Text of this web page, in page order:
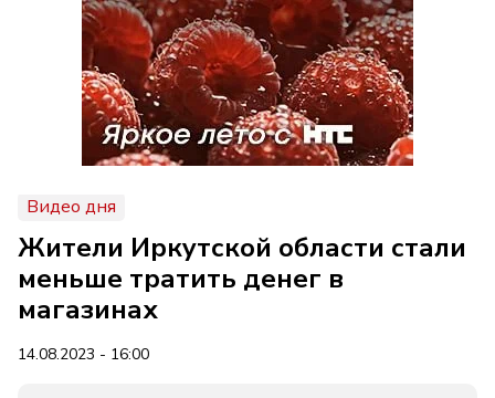
Видео дня
Жители Иркутской области стали
меньше тратить денег в
магазинах
14.08.2023 - 16:00